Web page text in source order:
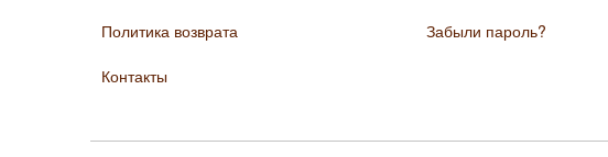
Политика возврата
Контакты
Забыли пароль?